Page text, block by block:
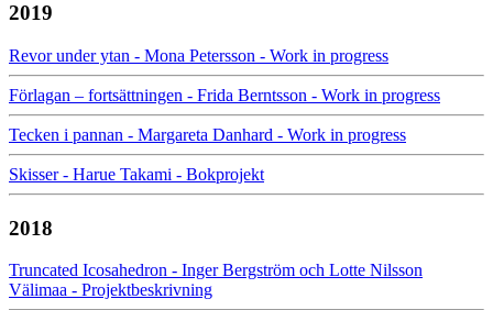
2019
Revor under ytan - Mona Petersson - Work in progress
Förlagan – fortsättningen - Frida Berntsson - Work in progress
Tecken i pannan - Margareta Danhard - Work in progress
Skisser - Harue Takami - Bokprojekt
2018
Truncated Icosahedron - Inger Bergström och Lotte Nilsson
Välimaa - Projektbeskrivning